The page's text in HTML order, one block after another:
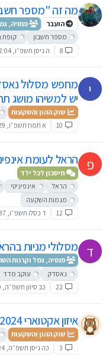
מה זה "מספר
הועבר
פנסיה,
מספר חשבון
קופת
8
ה ניסן תשפ״ו, 22:04
י
מחפש מסלול
יש למשיהו מושג
שוק ההון והשקעות
10
א תמוז תשפ״ו, 05:29
פ הראל לעומת
חיסכון לכל ילד
הראל
אינפיניטי
מגמות השקעה
12
ד כסלו תשפ״ו, 05:37
ד מסלולי מניות
פנסיה, גמל וקרנות
נאסדק
עוקב מדד
22
כב סיוון תשפ״ה, 17:09
איזון אקטוארי 2024
שוק ההון והשקעות
3
כה ניסן תשפ״ה, 23:24